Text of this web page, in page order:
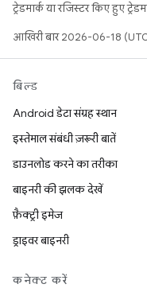
ट्रेडमार्क या रजिस्टर किए हुए
आखिरी बार 2026-06-18
बिल्ड
Android डेटा संग्रह स्थान
इस्तेमाल संबंधी ज़रूरी बातें
डाउनलोड करने का तरीका
बाइनरी की झलक देखें
फ़ैक्ट्री इमेज
ड्राइवर बाइनरी
कनेक्ट करें